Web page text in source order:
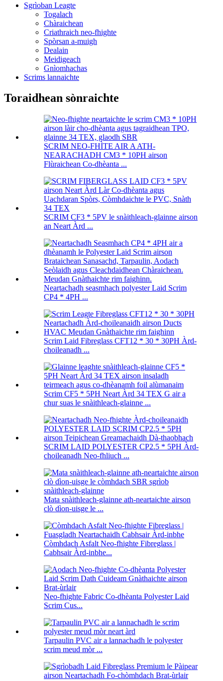
Sgrìoban Leagte
Togalach
Chàraichean
Criathraich neo-fhighte
Spòrsan a-muigh
Dealain
Meidigeach
Gnìomhachas
Scrims lannaichte
Toraidhean sònraichte
SCRIM NEO-FHÌTE AIR A ATH-
NEARACHADH CM3 * 10PH airson
Flùraichean Co-dhèanta ...
SCRIM CF3 * 5PV le snàithleach-glainne airson
an Neart Àrd ...
Neartachadh seasmhach polyester Laid Scrim
CP4 * 4PH ...
Scrim Laid Fibreglass CFT12 * 30 * 30PH Àrd-
choileanadh ...
Scrim CF5 * 5PH Neart Àrd 34 TEX G air a
chur suas le snàithleach-glainne ...
SCRIM LAID POLYESTER CP2.5 * 5PH Àrd-
choileanadh Neo-fhliuch ...
Mata snàithleach-glainne ath-neartaichte airson
clò dìon-uisge le ...
Còmhdach Asfalt Neo-fhighte Fibreglass |
Cabhsair Àrd-inbhe...
Neo-fhighte Fabric Co-dhèanta Polyester Laid
Scrim Cus...
Tarpaulin PVC air a lannachadh le polyester
scrim meud mòr ...